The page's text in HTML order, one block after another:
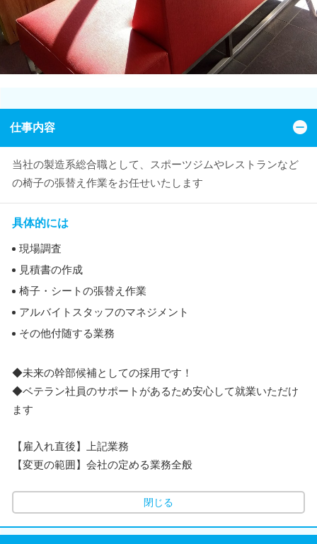
仕事内容
当社の製造系総合職として、スポーツジムやレストランなど
の椅子の張替え作業をお任せいたします
具体的には
現場調査
見積書の作成
椅子・シートの張替え作業
アルバイトスタッフのマネジメント
その他付随する業務
◆未来の幹部候補としての採用です！
◆ベテラン社員のサポートがあるため安心して就業いただけ
ます
【雇入れ直後】上記業務
【変更の範囲】会社の定める業務全般
閉じる